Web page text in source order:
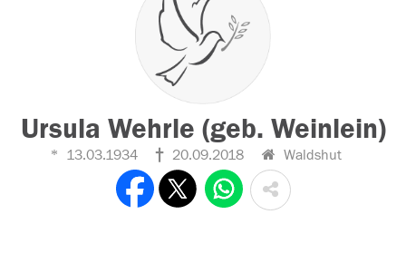
Ursula Wehrle (geb. Weinlein)
13.03.1934 20.09.2018 Waldshut